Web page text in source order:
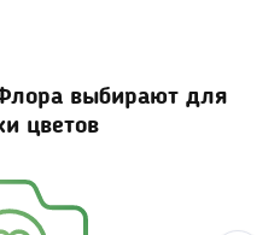
выбирают для
цветов